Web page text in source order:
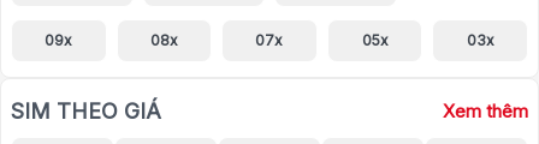
09x 08x 07x 05x 03x
SIM THEO GIÁ Xem thêm